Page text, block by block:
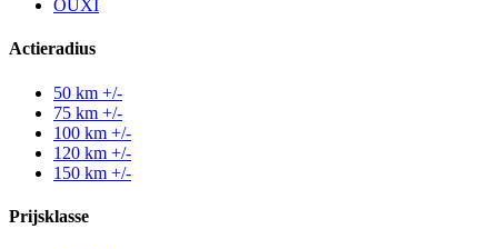
OUXI
Actieradius
50 km +/-
75 km +/-
100 km +/-
120 km +/-
150 km +/-
Prijsklasse